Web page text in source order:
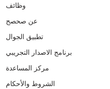
وظائف
عن صحصح
تطبيق الجوال
برنامج الاصدار التجريبي
مركز المساعدة
الشروط والأحكام